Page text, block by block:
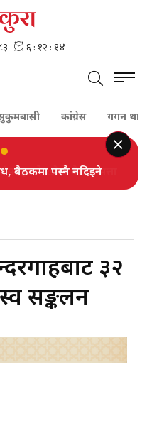
कांग्रेस गगन थापा
बैठकमा पस्नै नदिइने
३२
सङ्कलन